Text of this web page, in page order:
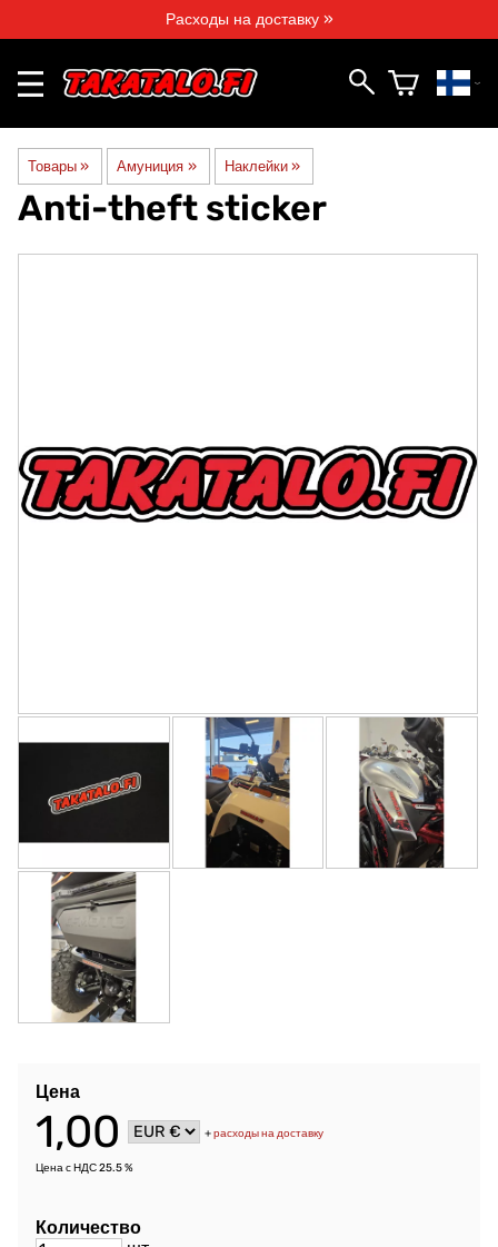
Расходы на доставку »
Товары ‪» Амуниция ‪» Наклейки ‪»
Anti-theft sticker
Цена
1,00 +расходы на доставку
Цена с НДС 25.5 %
Количество